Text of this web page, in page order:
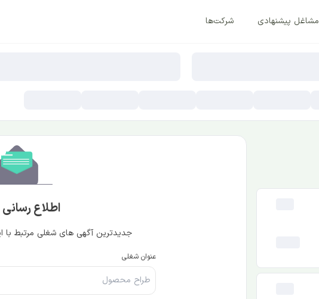
مشاغل پیشنهادی شرکت‌ها
اطلاع
جدیدترین آگهی های شغلی مرتبط با
عنوان شغلی